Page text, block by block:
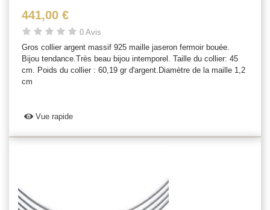
441,00 €
0 Avis
Gros collier argent massif 925 maille jaseron fermoir bouée.
Bijou tendance.Très beau bijou intemporel. Taille du collier: 45
cm. Poids du collier : 60,19 gr d'argent.Diamètre de la maille 1,2
cm
Vue rapide